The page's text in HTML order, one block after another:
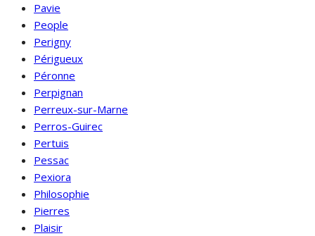
Pavie
People
Perigny
Périgueux
Péronne
Perpignan
Perreux-sur-Marne
Perros-Guirec
Pertuis
Pessac
Pexiora
Philosophie
Pierres
Plaisir